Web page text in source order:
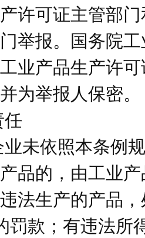
许可证主管部
举报。国务院
业产品生产许
为举报人保密。
未依照本条例
品的，由工业
法生产的产品
罚款；有违法所